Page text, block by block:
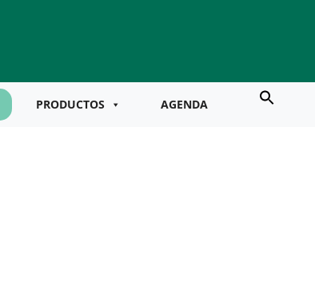
PRODUCTOS AGENDA